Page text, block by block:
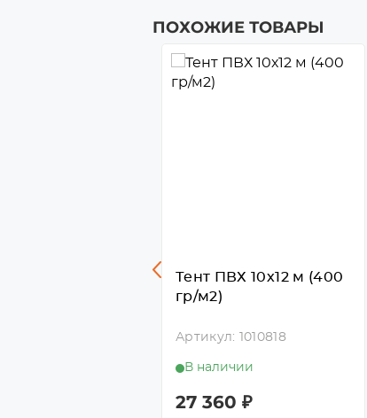
ПОХОЖИЕ ТОВАРЫ
Тент ПВХ 10х12 м (400
гр/м2)
Артикул: 1010818
В наличии
27 360 ₽